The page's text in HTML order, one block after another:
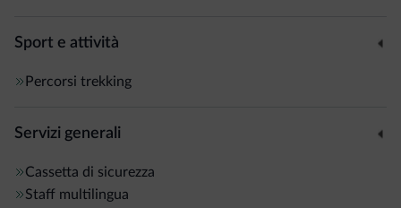
Sport e attività
Percorsi trekking
Servizi generali
Cassetta di sicurezza
Staff multilingua